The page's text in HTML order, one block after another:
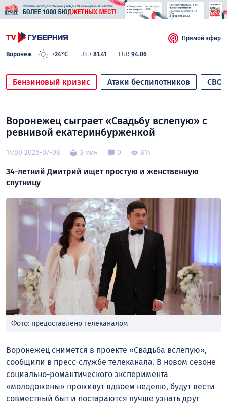
Воронеж +24°C USD 81.41 EUR 94.06
Прямой эфир
Бензиновый кризис Атаки беспилотников СВО
Воронежец сыграет «Свадьбу вслепую» с
ревнивой екатеринбурженкой
14:00 2026-07-08 3 мин 0 814
34-летний Дмитрий ищет простую и женственную
спутницу
Фото: предоставлено телеканалом
Воронежец снимется в проекте «Свадьба вслепую»,
сообщили в пресс-службе телеканала. В новом сезоне
социально-романтического эксперимента
«молодожены» проживут вдвоем неделю, будут вести
совместный быт и постараются лучше узнать друг